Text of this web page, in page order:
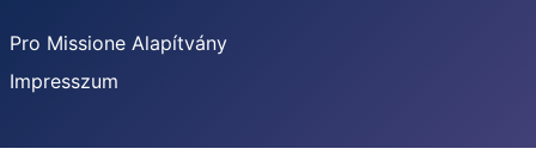
Pro Missione Alapítvány
Impresszum